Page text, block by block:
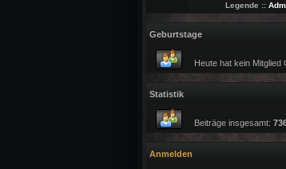
Legende ::
Geburtstage
Heute hat kein Mitglied
Statistik
Beiträge insgesamt:
Anmelden